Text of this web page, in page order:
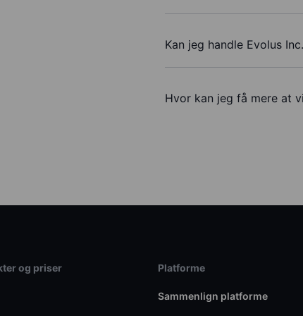
Kan jeg handle Evolus
Hvor kan jeg få mere at
og priser Platforme
Sammenlign platforme